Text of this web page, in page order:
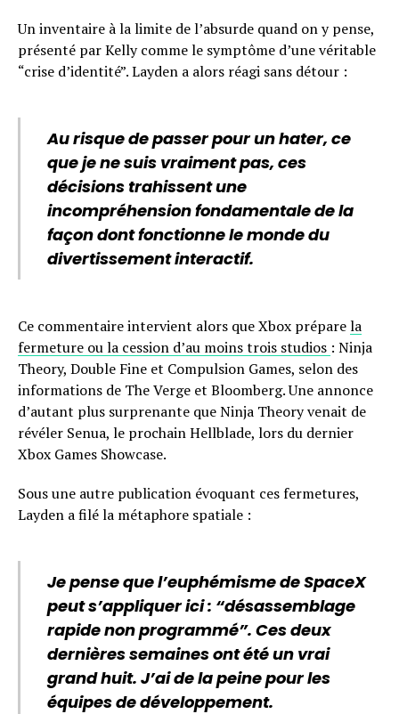
Un inventaire à la limite de l’absurde quand on y pense,
présenté par Kelly comme le symptôme d’une véritable
“crise d’identité”. Layden a alors réagi sans détour :
Au risque de passer pour un hater, ce
que je ne suis vraiment pas, ces
décisions trahissent une
incompréhension fondamentale de la
façon dont fonctionne le monde du
divertissement interactif.
Ce commentaire intervient alors que Xbox préparela
fermeture ou la cession d’au moins trois studios : Ninja
Theory, Double Fine et Compulsion Games, selon des
informations de The Verge et Bloomberg. Une annonce
d’autant plus surprenante que Ninja Theory venait de
révéler Senua, le prochain Hellblade, lors du dernier
Xbox Games Showcase.
Sous une autre publication évoquant ces fermetures,
Layden a filé la métaphore spatiale :
Je pense que l’euphémisme de SpaceX
peut s’appliquer ici : “désassemblage
rapide non programmé”. Ces deux
dernières semaines ont été un vrai
grand huit. J’ai de la peine pour les
équipes de développement.